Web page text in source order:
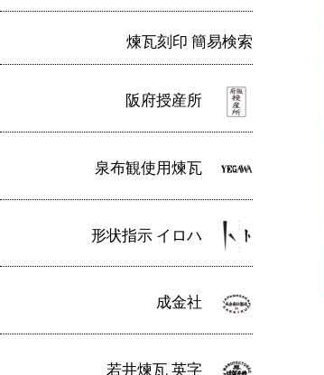
煉瓦刻印 簡易検索
阪府授産所
泉布観使用煉瓦
形状指示 イロハ
成金社
若井煉瓦 英字